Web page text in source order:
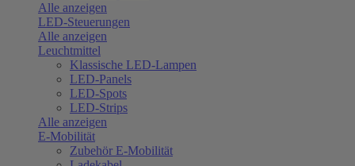
Alle anzeigen
LED-Steuerungen
Alle anzeigen
Leuchtmittel
Klassische LED-Lampen
LED-Panels
LED-Spots
LED-Strips
Alle anzeigen
E-Mobilität
Zubehör E-Mobilität